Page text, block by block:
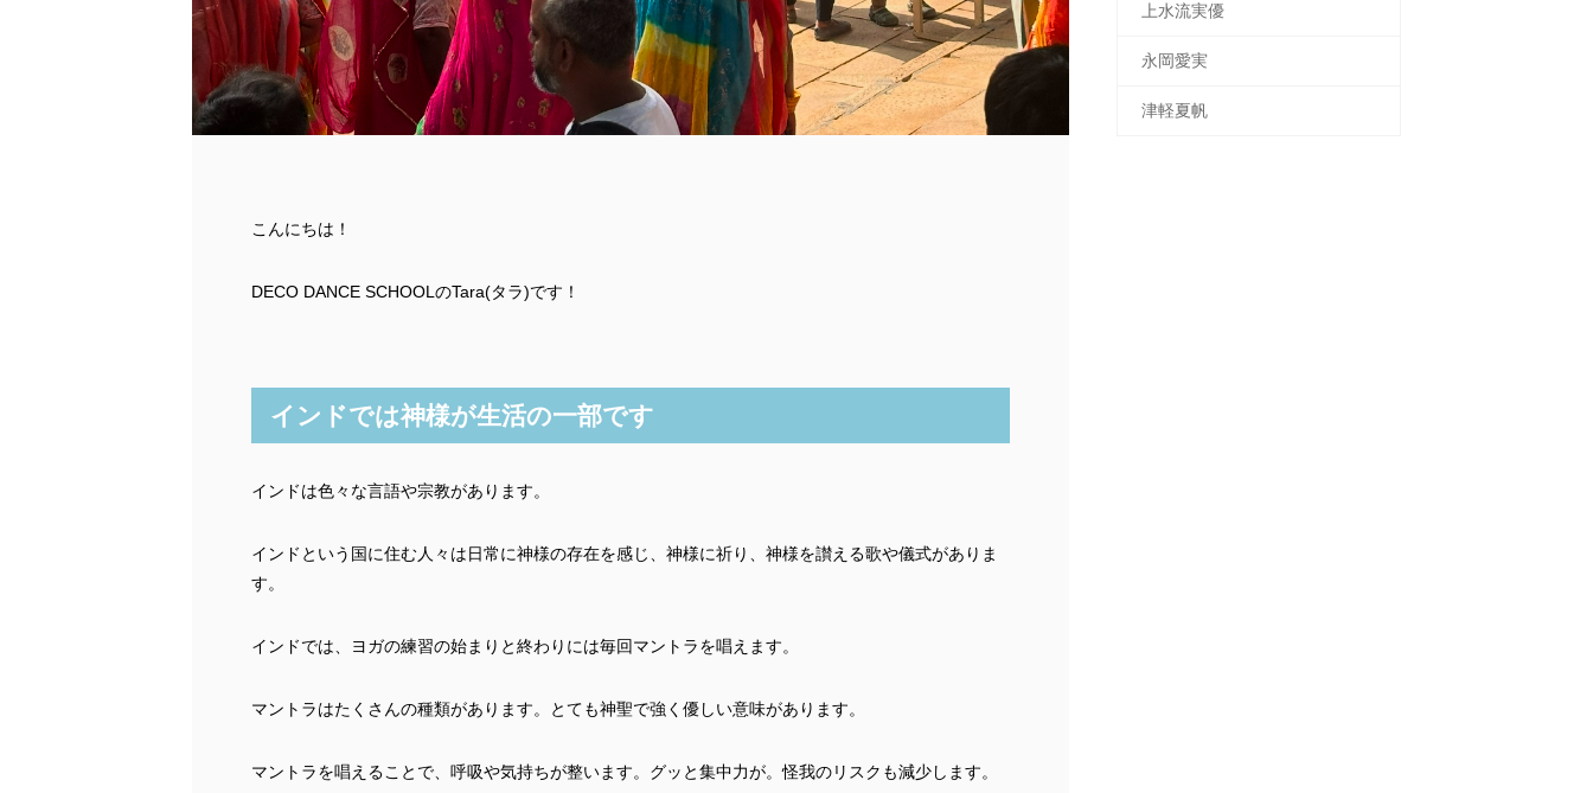
こんにちは！
DECO DANCE SCHOOLのTara(タラ)です！
インドでは神様が生活の一部です
インドは色々な言語や宗教があります。
インドという国に住む人々は日常に神様の存在を感じ、神様に祈り、神様を讃える歌や儀式がありま
す。
インドでは、ヨガの練習の始まりと終わりには毎回マントラを唱えます。
マントラはたくさんの種類があります。とても神聖で強く優しい意味があります。
マントラを唱えることで、呼吸や気持ちが整います。グッと集中力が。怪我のリスクも減少します。
上水流実優
永岡愛実
津軽夏帆